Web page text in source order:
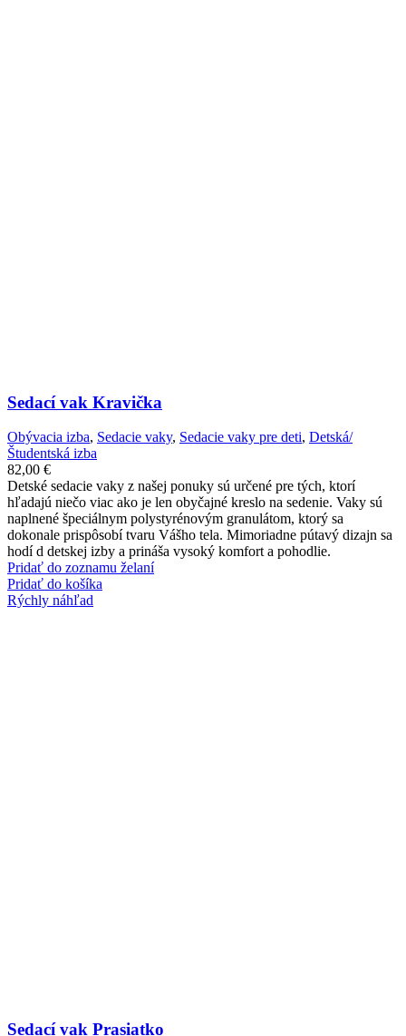
Sedací vak Kravička
Obývacia izba, Sedacie vaky, Sedacie vaky pre deti, Detská/
Študentská izba
82,00 €
Detské sedacie vaky z našej ponuky sú určené pre tých, ktorí
hľadajú niečo viac ako je len obyčajné kreslo na sedenie. Vaky sú
naplnené špeciálnym polystyrénovým granulátom, ktorý sa
dokonale prispôsobí tvaru Vášho tela. Mimoriadne pútavý dizajn sa
hodí d detskej izby a prináša vysoký komfort a pohodlie.
Pridať do zoznamu želaní
Pridať do košíka
Rýchly náhľad
Sedací vak Prasiatko